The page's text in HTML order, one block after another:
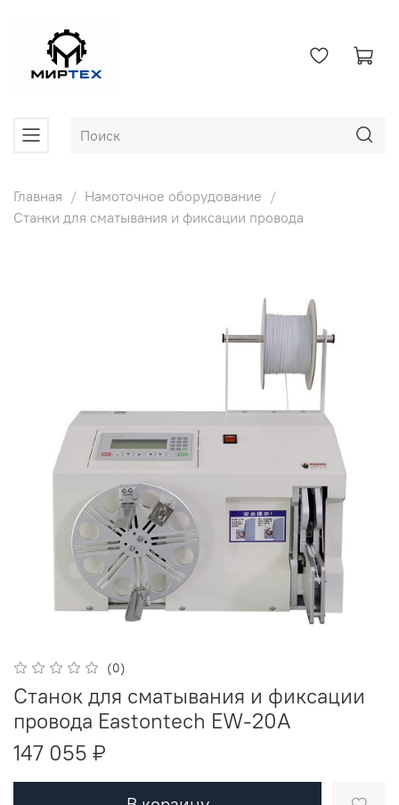
Главная
Намоточное оборудование
Станки для сматывания и фиксации провода
(0)
Станок для сматывания и фиксации
провода Eastontech EW-20A
147 055 ₽